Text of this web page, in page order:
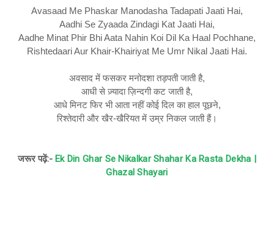
Avasaad Me Phaskar Manodasha Tadapati Jaati Hai,
Aadhi Se Zyaada Zindagi Kat Jaati Hai,
Aadhe Minat Phir Bhi Aata Nahin Koi Dil Ka Haal Pochhane,
Rishtedaari Aur Khair-Khairiyat Me Umr Nikal Jaati Hai.
अवसाद में फसकर मनोदशा तड़पती जाती है,
आधी से ज़्यादा ज़िन्दगी कट जाती है,
आधे मिनट फिर भी आता नहीं कोई दिल का हाल पूछने,
रिश्तेदारी और खैर-खैरियत में उम्र निकल जाती हैं।
जरूर पढ़ें:- Ek Din Ghar Se Nikalkar Shahar Ka Rasta Dekha |
Ghazal Shayari